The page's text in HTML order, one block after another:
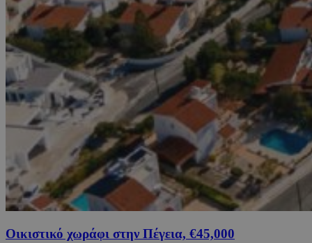
Οικιστικό χωράφι στην Πέγεια, €45,000